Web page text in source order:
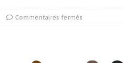
Commentaires fermés